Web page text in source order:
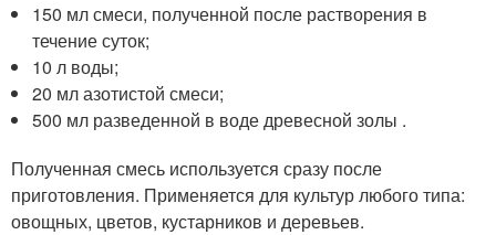
150 мл смеси, полученной после растворения в
течение суток;
10 л воды;
20 мл азотистой смеси;
500 мл разведенной в воде древесной золы .
Полученная смесь используется сразу после
приготовления. Применяется для культур любого типа:
овощных, цветов, кустарников и деревьев.